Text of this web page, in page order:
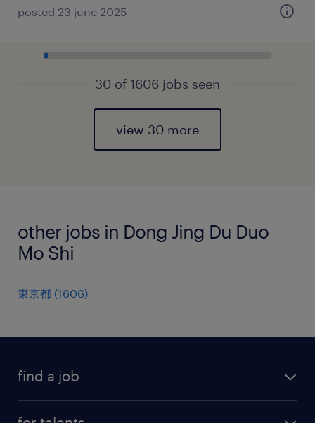
posted 23 june 2025
30 of 1606 jobs seen
view 30 more
other jobs in Dong Jing Du Duo
Mo Shi
東京都 (1606)
find a job